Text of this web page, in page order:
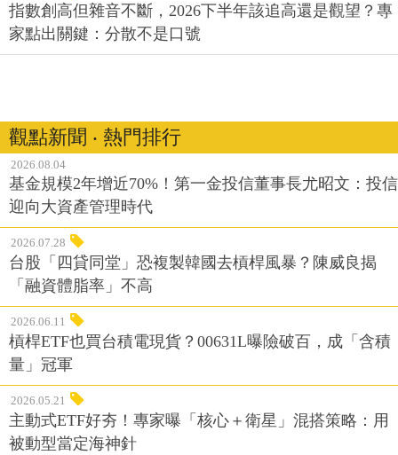
指數創高但雜音不斷，2026下半年該追高還是觀望？專
家點出關鍵：分散不是口號
觀點新聞 ‧ 熱門排行
2026.08.04
基金規模2年增近70%！第一金投信董事長尤昭文：投信
迎向大資產管理時代
2026.07.28
台股「四貸同堂」恐複製韓國去槓桿風暴？陳威良揭
「融資體脂率」不高
2026.06.11
槓桿ETF也買台積電現貨？00631L曝險破百，成「含積
量」冠軍
2026.05.21
主動式ETF好夯！專家曝「核心＋衛星」混搭策略：用
被動型當定海神針